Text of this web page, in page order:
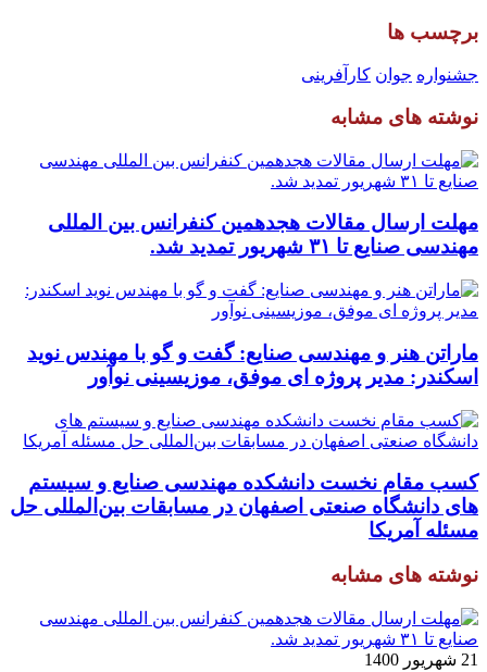
برچسب ها
جشنواره جوان کارآفرینی
نوشته های مشابه
مهلت ارسال مقالات هجدهمین کنفرانس بین المللی
مهندسی صنایع تا ۳۱ شهریور تمدید شد.
ماراتن هنر و مهندسی صنایع: گفت و گو با مهندس نوید
اسکندر: مدیر پروژه ای موفق، موزیسینی نوآور
کسب مقام نخست دانشکده مهندسی صنایع و سیستم
های دانشگاه صنعتی اصفهان در مسابقات بین‌المللی حل
مسئله آمریکا
نوشته های مشابه
21 شهریور 1400